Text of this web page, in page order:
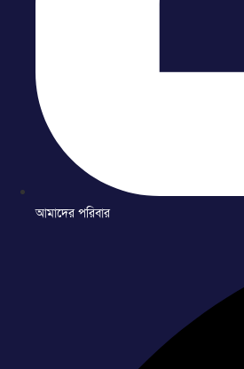
আমাদের পরিবার